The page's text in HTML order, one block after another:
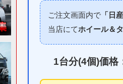
ご注文画面内で 「日
当店にてホイール＆
1台分(4個)価格